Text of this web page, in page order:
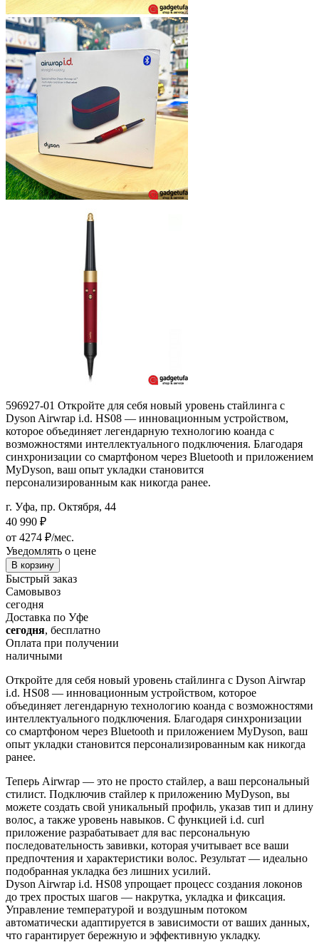
596927-01 Откройте для себя новый уровень стайлинга с
Dyson Airwrap i.d. HS08 — инновационным устройством,
которое объединяет легендарную технологию коанда с
возможностями интеллектуального подключения. Благодаря
синхронизации со смартфоном через Bluetooth и приложением
MyDyson, ваш опыт укладки становится
персонализированным как никогда ранее.
г. Уфа, пр. Октября, 44
40 990 ₽
от 4274 ₽/мес.
Уведомлять о цене
В корзину
Быстрый заказ
Самовывоз
сегодня
Доставка по Уфе
сегодня, бесплатно
Оплата при получении
наличными
Откройте для себя новый уровень стайлинга с Dyson Airwrap
i.d. HS08 — инновационным устройством, которое
объединяет легендарную технологию коанда с возможностями
интеллектуального подключения. Благодаря синхронизации
со смартфоном через Bluetooth и приложением MyDyson, ваш
опыт укладки становится персонализированным как никогда
ранее.
Теперь Airwrap — это не просто стайлер, а ваш персональный
стилист. Подключив стайлер к приложению MyDyson, вы
можете создать свой уникальный профиль, указав тип и длину
волос, а также уровень навыков. С функцией i.d. curl
приложение разрабатывает для вас персональную
последовательность завивки, которая учитывает все ваши
предпочтения и характеристики волос. Результат — идеально
подобранная укладка без лишних усилий.
Dyson Airwrap i.d. HS08 упрощает процесс создания локонов
до трех простых шагов — накрутка, укладка и фиксация.
Управление температурой и воздушным потоком
автоматически адаптируется в зависимости от ваших данных,
что гарантирует бережную и эффективную укладку.